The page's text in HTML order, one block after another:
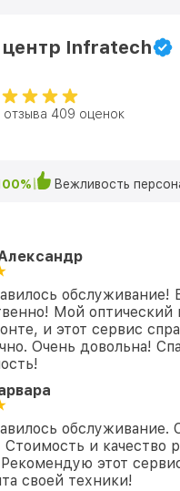
Infratech
отзыва 409 оценок
Вежливость
обслуживание!
Мой оптический
и этот сервис
Очень довольна!
обслуживание.
и качество
этот
своей техники!